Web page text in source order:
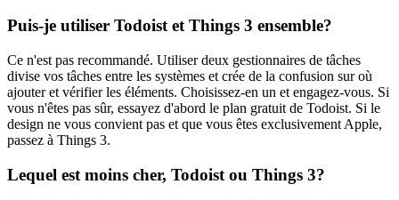
Puis-je utiliser Todoist et Things 3 ensemble?
Ce n'est pas recommandé. Utiliser deux gestionnaires de tâches
divise vos tâches entre les systèmes et crée de la confusion sur où
ajouter et vérifier les éléments. Choisissez-en un et engagez-vous. Si
vous n'êtes pas sûr, essayez d'abord le plan gratuit de Todoist. Si le
design ne vous convient pas et que vous êtes exclusivement Apple,
passez à Things 3.
Lequel est moins cher, Todoist ou Things 3?